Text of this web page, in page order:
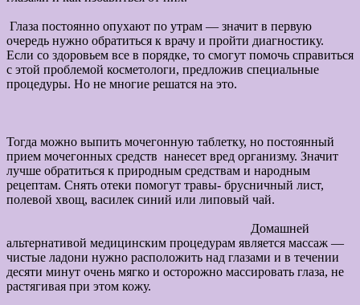
Глаза постоянно опухают по утрам — значит в первую
очередь нужно обратиться к врачу и пройти диагностику.
Если со здоровьем все в порядке, то смогут помочь справиться
с этой проблемой косметологи, предложив специальные
процедуры. Но не многие решатся на это.
Тогда можно выпить мочегонную таблетку, но постоянный
прием мочегонных средств нанесет вред организму. Значит
лучше обратиться к природным средствам и народным
рецептам. Снять отеки помогут травы- брусничный лист,
полевой хвощ, василек синий или липовый чай.
Домашней
альтернативой медицинским процедурам является массаж —
чистые ладони нужно расположить над глазами и в течении
десяти минут очень мягко и осторожно массировать глаза, не
растягивая при этом кожу.